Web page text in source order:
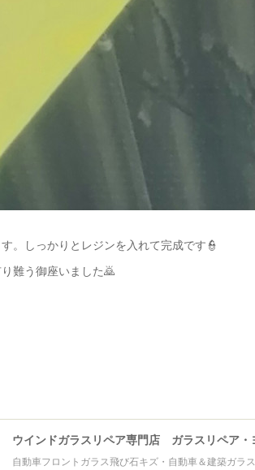
。しっかりとレジンを入れて完成です👮
難う御座いました🙇
自動車フロントガラス飛び石キズ・自動車＆建築ガラ